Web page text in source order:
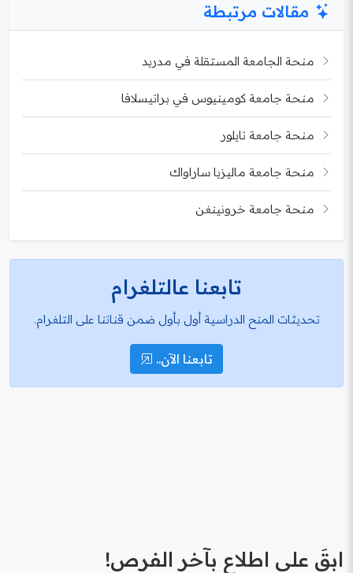
مقالات مرتبطة
منحة الجامعة المستقلة في مدريد
منحة جامعة كومينيوس في براتيسلافا
منحة جامعة تايلور
منحة جامعة ماليزيا ساراواك
منحة جامعة خرونينغن
تابعنا عالتلغرام
تحديثات المنح الدراسية أول بأول ضمن قناتنا على التلغرام.
تابعنا الآن..
ابقَ على اطلاع بآخر الفرص!